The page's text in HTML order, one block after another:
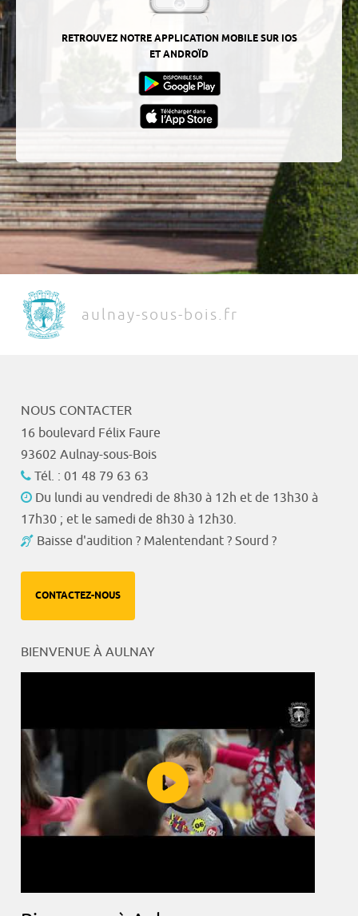
RETROUVEZ NOTRE APPLICATION MOBILE SUR IOS
ET ANDROÏD
aulnay-sous-bois.fr
NOUS CONTACTER
16 boulevard Félix Faure
93602 Aulnay-sous-Bois
Tél. : 01 48 79 63 63
Du lundi au vendredi de 8h30 à 12h et de 13h30 à
17h30 ; et le samedi de 8h30 à 12h30.
Baisse d'audition ? Malentendant ? Sourd ?
CONTACTEZ-NOUS
BIENVENUE À AULNAY